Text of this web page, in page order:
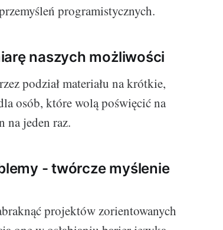
programistycznych.
naszych możliwości
podział materiału na krótkie,
osób, które wolą poświęcić na
jeden raz.
- twórcze myślenie
projektów zorientowanych